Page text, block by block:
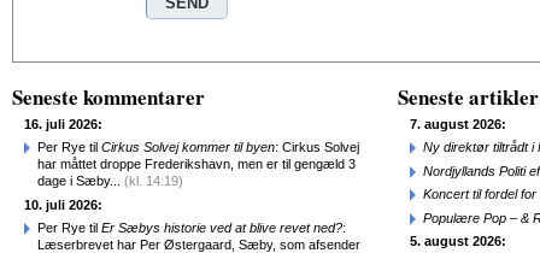
Seneste kommentarer
16. juli 2026:
Per Rye til Cirkus Solvej kommer til byen: Cirkus Solvej
har måttet droppe Frederikshavn, men er til gengæld 3
dage i Sæby... (kl. 14:19)
10. juli 2026:
Per Rye til Er Sæbys historie ved at blive revet ned?:
Læserbrevet har Per Østergaard, Sæby, som afsender
Seneste artikler
7. august 2026:
Ny direktør tiltrådt i
Nordjyllands Politi
Koncert til fordel
Populære Pop – &
5. august 2026: